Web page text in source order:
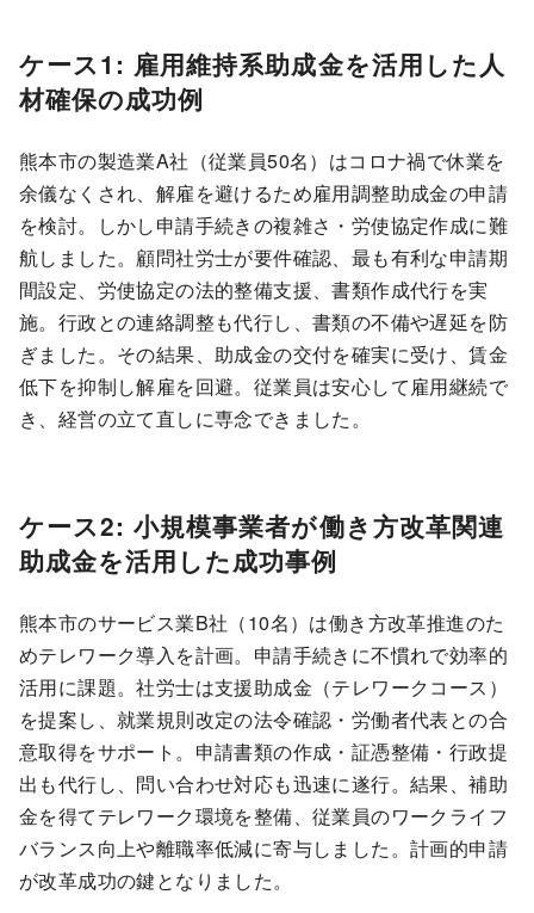
ケース1: 雇用維持系助成金を活用した人
材確保の成功例
熊本市の製造業A社（従業員50名）はコロナ禍で休業を
余儀なくされ、解雇を避けるため雇用調整助成金の申請
を検討。しかし申請手続きの複雑さ・労使協定作成に難
航しました。顧問社労士が要件確認、最も有利な申請期
間設定、労使協定の法的整備支援、書類作成代行を実
施。行政との連絡調整も代行し、書類の不備や遅延を防
ぎました。その結果、助成金の交付を確実に受け、賃金
低下を抑制し解雇を回避。従業員は安心して雇用継続で
き、経営の立て直しに専念できました。
ケース2: 小規模事業者が働き方改革関連
助成金を活用した成功事例
熊本市のサービス業B社（10名）は働き方改革推進のた
めテレワーク導入を計画。申請手続きに不慣れで効率的
活用に課題。社労士は支援助成金（テレワークコース）
を提案し、就業規則改定の法令確認・労働者代表との合
意取得をサポート。申請書類の作成・証憑整備・行政提
出も代行し、問い合わせ対応も迅速に遂行。結果、補助
金を得てテレワーク環境を整備、従業員のワークライフ
バランス向上や離職率低減に寄与しました。計画的申請
が改革成功の鍵となりました。